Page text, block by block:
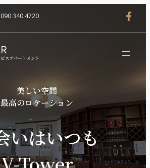
090 340 4720
美しい空間
最高のロケーション
いはいつも